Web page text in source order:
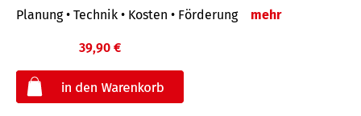
Planung • Technik • Kosten • Förderung mehr
39,90 €